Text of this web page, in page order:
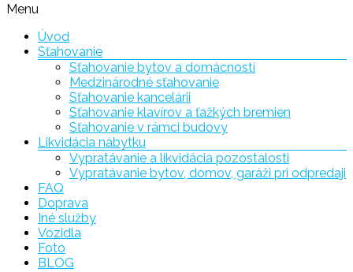
Menu
Úvod
Sťahovanie
Sťahovanie bytov a domácností
Medzinárodné sťahovanie
Sťahovanie kancelárii
Sťahovanie klavírov a ťažkých bremien
Sťahovanie v rámci budovy
Likvidácia nábytku
Vypratávanie a likvidácia pozostalosti
Vypratávanie bytov, domov, garáži pri odpredaji
FAQ
Doprava
Iné služby
Vozidla
Foto
BLOG